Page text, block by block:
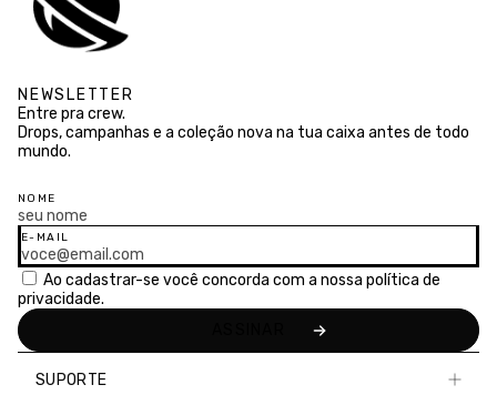
NEWSLETTER
Entre pra crew.
Drops, campanhas e a coleção nova na tua caixa antes de todo
mundo.
NOME
E-MAIL
Ao cadastrar-se você concorda com a nossa política de
privacidade.
SUPORTE